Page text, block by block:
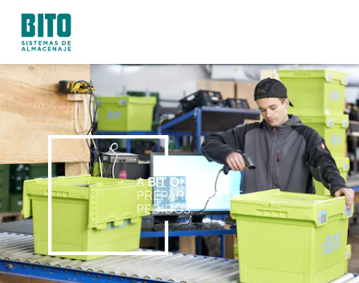
ABIT OF
PREPARACIÓN DE
PEDIDOS.